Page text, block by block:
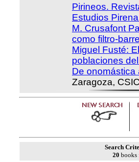
Pirineos.
Estudios
M. Crusafont
como filtro-
Miguel Fusté:
poblaciones
De onomástica
Zaragoza,
Search
20